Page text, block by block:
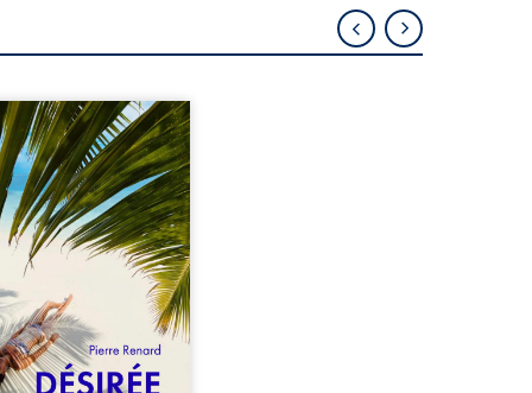
Pierre, jeune retraité,
qu’il est devenu une
femme métissée de
ans. À peine a-t-il
à apprivoiser ce
corps qu’Ange surgit
sa vie et fait vaciller
ses certitudes. Entre
est immédiate,
jusqu’à ce qu’un
familial fasse planer
: et s’ils étaient
demi-frère et ...